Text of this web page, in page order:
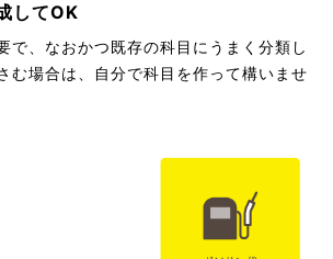
してOK
で、なおかつ既存の科目にうまく分類し
む場合は、自分で科目を作って構いませ